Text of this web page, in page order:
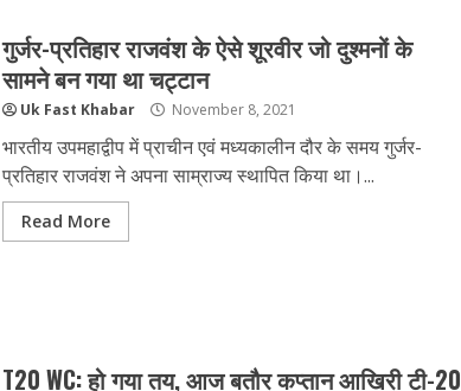
गुर्जर-प्रतिहार राजवंश के ऐसे शूरवीर जो दुश्मनों के
सामने बन गया था चट्टान
Uk Fast Khabar November 8, 2021
भारतीय उपमहाद्वीप में प्राचीन एवं मध्यकालीन दौर के समय गुर्जर-
प्रतिहार राजवंश ने अपना साम्राज्य स्थापित किया था।...
Read More
T20 WC: हो गया तय, आज बतौर कप्तान आखिरी टी-20